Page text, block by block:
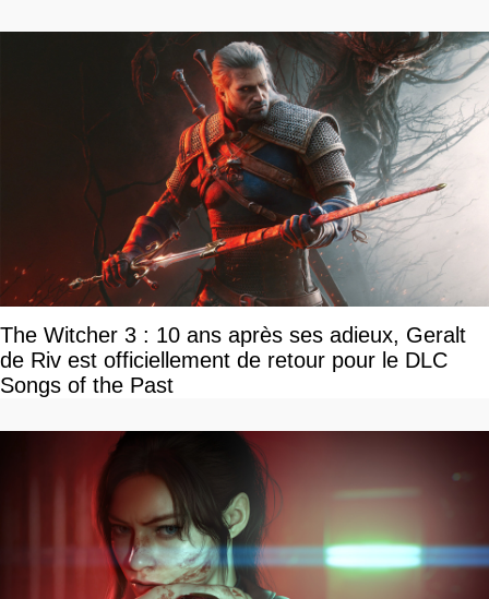
The Witcher 3 : 10 ans après ses adieux, Geralt
de Riv est officiellement de retour pour le DLC
Songs of the Past